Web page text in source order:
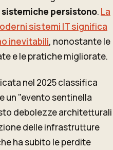
persistono. La
sistemi IT significa
inevitabili, nonostante le
e le pratiche migliorate.
nel 2025 classifica
un "evento sentinella
debolezze architetturali
delle infrastrutture
ha subito le perdite